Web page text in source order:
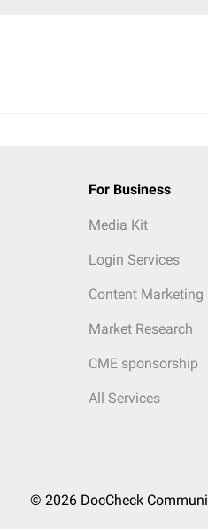
For Business
Media Kit
Login Services
Content Marketing
Market Research
CME sponsorship
All Services
© 2026 DocCheck